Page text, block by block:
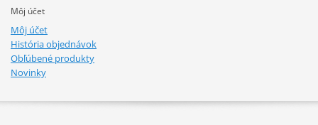
Môj účet
Môj účet
História objednávok
Obľúbené produkty
Novinky